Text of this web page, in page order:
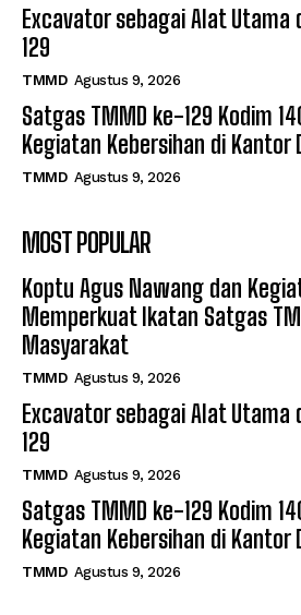
Excavator sebagai Alat Utama
129
TMMD Agustus 9, 2026
Satgas TMMD ke-129 Kodim
Kegiatan Kebersihan di Kantor
TMMD Agustus 9, 2026
MOST POPULAR
Koptu Agus Nawang dan
Memperkuat Ikatan Satgas
Masyarakat
TMMD Agustus 9, 2026
Excavator sebagai Alat Utama
129
TMMD Agustus 9, 2026
Satgas TMMD ke-129 Kodim
Kegiatan Kebersihan di Kantor
TMMD Agustus 9, 2026